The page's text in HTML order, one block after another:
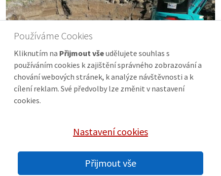
© 2026 zemni-prace-uh.cz | GDPR|
Používáme Cookies
Kliknutím na Přijmout všeudělujete souhlas s
používáním cookies k zajištění správného zobrazování a
chování webových stránek, k analýze návštěvnosti a k
cílení reklam. Své předvolby lze změnit v nastavení
cookies.
Nastavení cookies
Přijmout vše